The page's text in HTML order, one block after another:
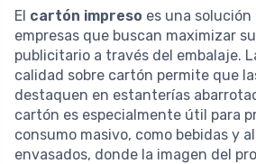
El cartón impreso es una
empresas que buscan maximizar
publicitario a través del embalaje.
calidad sobre cartón permite que
destaquen en estanterías
cartón es especialmente útil para
consumo masivo, como bebidas y
envasados, donde la imagen del